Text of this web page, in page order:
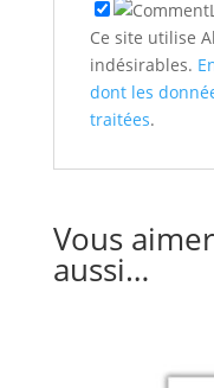
Ce site utilise
indésirables.
dont les
traitées.
Vous
aussi…